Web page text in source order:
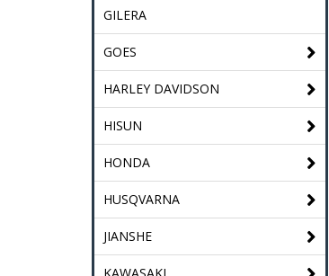
GILERA
GOES
HARLEY DAVIDSON
HISUN
HONDA
HUSQVARNA
JIANSHE